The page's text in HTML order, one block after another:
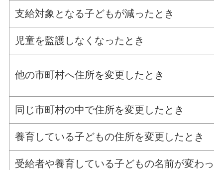
支給対象となる子どもが減ったとき
児童を監護しなくなったとき
他の市町村へ住所を変更したとき
同じ市町村の中で住所を変更したとき
養育している子どもの住所を変更したとき
受給者や養育している子どもの名前が変わっ